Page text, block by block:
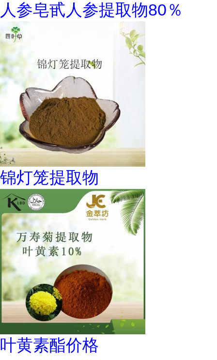
人参皂甙人参提取物80％
锦灯笼提取物
叶黄素酯价格